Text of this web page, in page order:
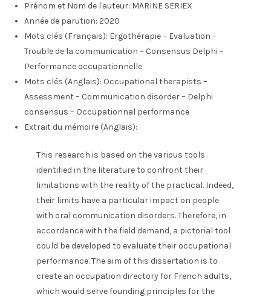
Prénom et Nom de l'auteur: MARINE SERIEX
Année de parution: 2020
Mots clés (Français): Ergothérapie – Evaluation –
Trouble de la communication – Consensus Delphi –
Performance occupationnelle
Mots clés (Anglais): Occupational therapists –
Assessment – Communication disorder – Delphi
consensus – Occupationnal performance
Extrait du mémoire (Anglais):
This research is based on the various tools
identified in the literature to confront their
limitations with the reality of the practical. Indeed,
their limits have a particular impact on people
with oral communication disorders. Therefore, in
accordance with the field demand, a pictorial tool
could be developed to evaluate their occupational
performance. The aim of this dissertation is to
create an occupation directory for French adults,
which would serve founding principles for the